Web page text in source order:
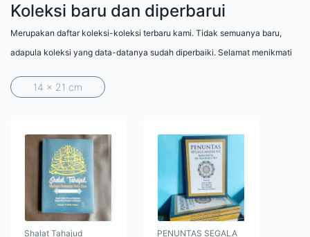
Koleksi baru dan diperbarui
Merupakan daftar koleksi-koleksi terbaru kami. Tidak semuanya baru,
adapula koleksi yang data-datanya sudah diperbaiki. Selamat menikmati
14 x 21 cm
Shalat Tahajud PENUNTAS SEGALA